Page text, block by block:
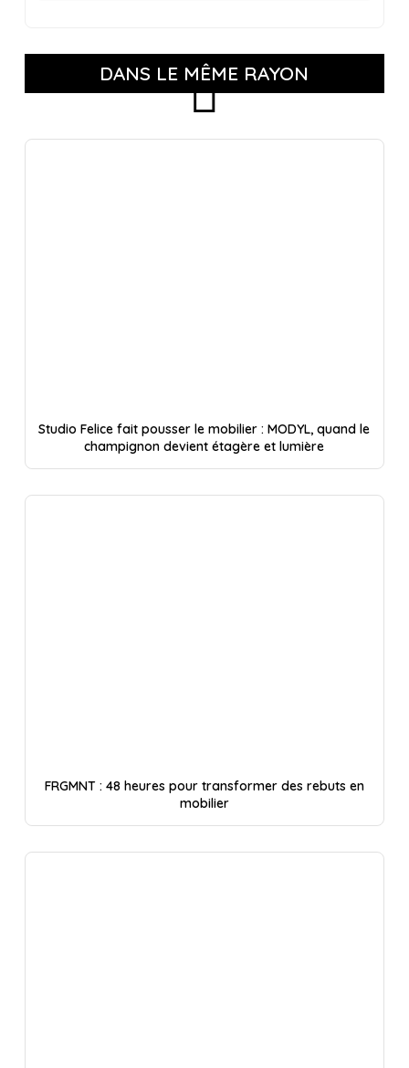
DANS LE MÊME RAYON
Studio Felice fait pousser le mobilier : MODYL, quand le
champignon devient étagère et lumière
FRGMNT : 48 heures pour transformer des rebuts en
mobilier